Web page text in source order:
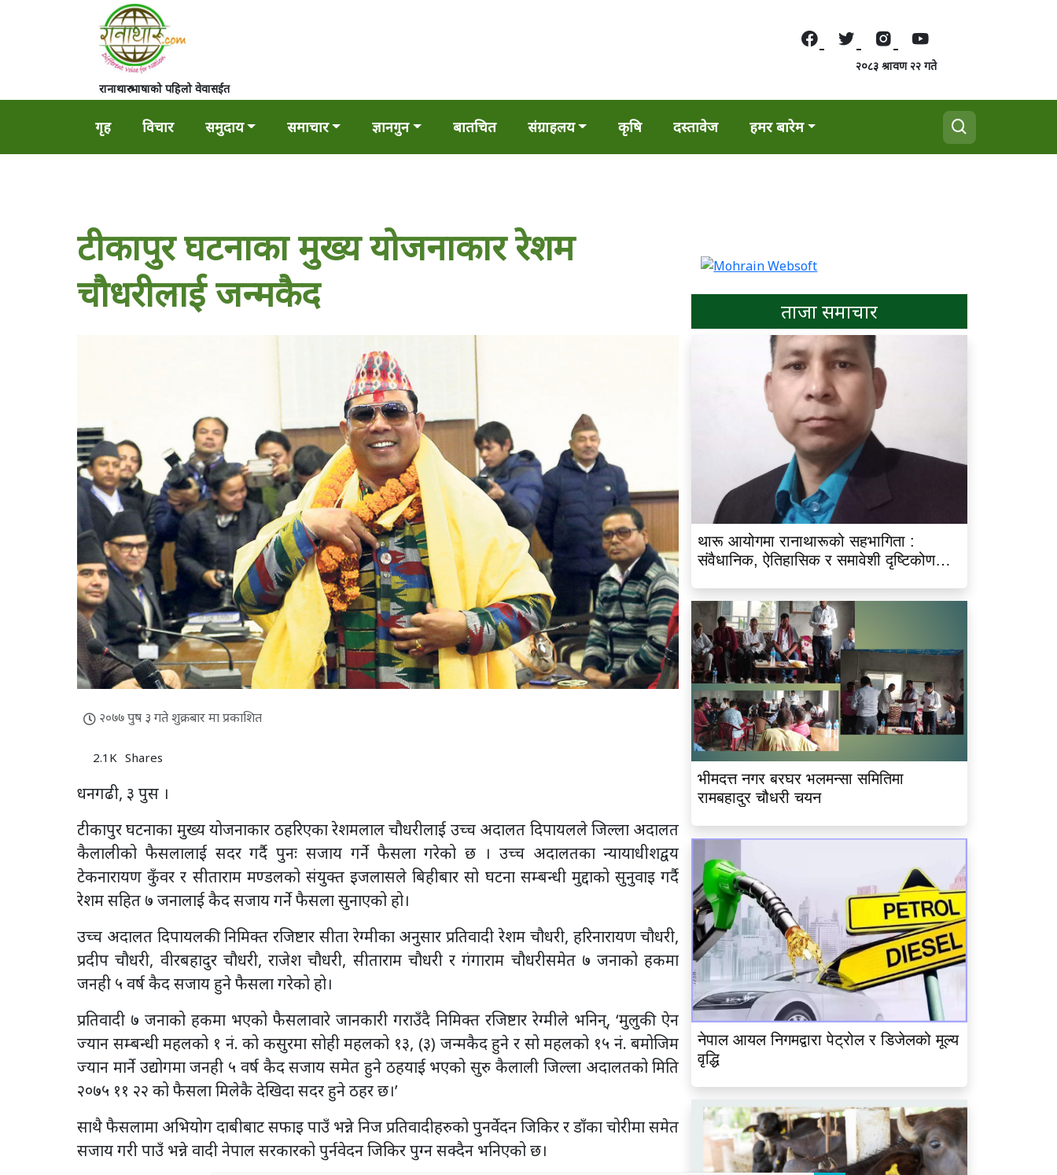
रानाथारु भाषाको पहिलो वेवासईत
२०८३ श्रावण २२ गते
गृह विचार समुदाय समाचार ज्ञानगुन बातचित संग्राहलय कृषि दस्तावेज हमर बारेम
टीकापुर घटनाका मुख्य योजनाकार रेशम
चौधरीलाई जन्मकैद
२०७७ पुष ३ गते शुक्रबार मा प्रकाशित
2.1K Shares
धनगढी, ३ पुस ।
टीकापुर घटनाका मुख्य योजनाकार ठहरिएका रेशमलाल चौधरीलाई उच्च अदालत दिपायलले जिल्ला अदालत
कैलालीको फैसलालाई सदर गर्दै पुनः सजाय गर्ने फैसला गरेको छ । उच्च अदालतका न्यायाधीशद्वय
टेकनारायण कुँवर र सीताराम मण्डलको संयुक्त इजलासले बिहीबार सो घटना सम्बन्धी मुद्दाको सुनुवाइ गर्दै
रेशम सहित ७ जनालाई कैद सजाय गर्ने फैसला सुनाएको हो।
उच्च अदालत दिपायलकी निमिक्त रजिष्टार सीता रेग्मीका अनुसार प्रतिवादी रेशम चौधरी, हरिनारायण चौधरी,
प्रदीप चौधरी, वीरबहादुर चौधरी, राजेश चौधरी, सीताराम चौधरी र गंगाराम चौधरीसमेत ७ जनाको हकमा
जनही ५ वर्ष कैद सजाय हुने फैसला गरेको हो।
प्रतिवादी ७ जनाको हकमा भएको फैसलावारे जानकारी गराउँदै निमिक्त रजिष्टार रेग्मीले भनिन्, ‘मुलुकी ऐन
ज्यान सम्बन्धी महलको १ नं. को कसुरमा सोही महलको १३, (३) जन्मकैद हुने र सो महलको १५ नं. बमोजिम
ज्यान मार्ने उद्योगमा जनही ५ वर्ष कैद सजाय समेत हुने ठहयाई भएको सुरु कैलाली जिल्ला अदालतको मिति
२०७५ ११ २२ को फैसला मिलेकै देखिदा सदर हुने ठहर छ।’
साथै फैसलामा अभियोग दाबीबाट सफाइ पाउँ भन्ने निज प्रतिवादीहरुको पुनर्वेदन जिकिर र डाँका चोरीमा समेत
सजाय गरी पाउँ भन्ने वादी नेपाल सरकारको पुर्नवेदन जिकिर पुग्न सक्दैन भनिएको छ।
ताजा समाचार
थारू आयोगमा रानाथारूको सहभागिता :
संवैधानिक, ऐतिहासिक र समावेशी दृष्टिकोणबाट
भीमदत्त नगर बरघर भलमन्सा समितिमा
रामबहादुर चौधरी चयन
नेपाल आयल निगमद्वारा पेट्रोल र डिजेलको मूल्य
वृद्धि